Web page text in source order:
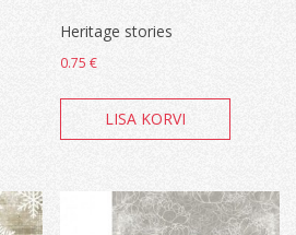
Heritage stories
0.75€
LISA KORVI